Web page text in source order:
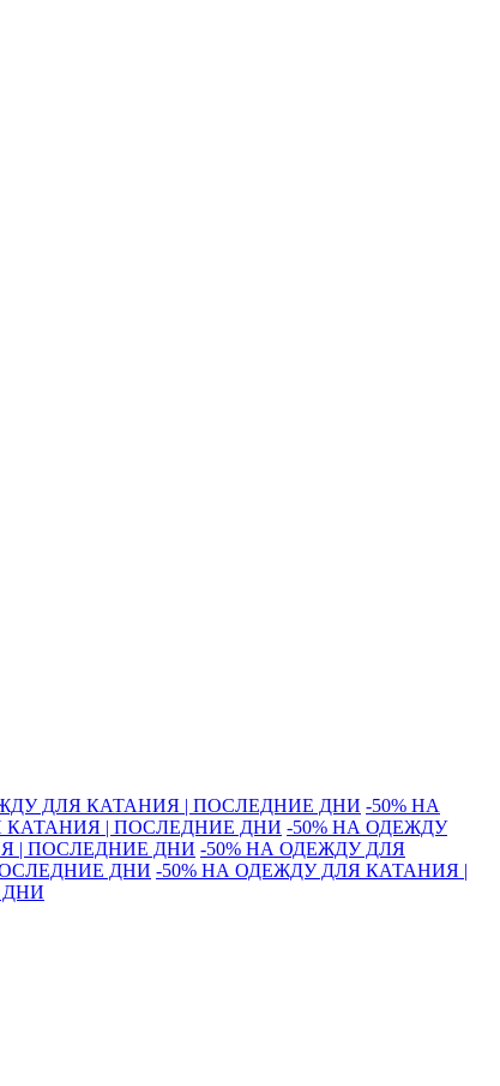
ДЛЯ КАТАНИЯ | ПОСЛЕДНИЕ ДНИ -50% НА
КАТАНИЯ | ПОСЛЕДНИЕ ДНИ -50% НА ОДЕЖДУ
| ПОСЛЕДНИЕ ДНИ -50% НА ОДЕЖДУ ДЛЯ
ДНИ -50% НА ОДЕЖДУ ДЛЯ КАТАНИЯ |
ДНИ